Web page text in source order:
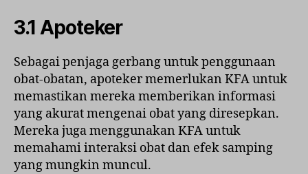
3.1 Apoteker
Sebagai penjaga gerbang untuk penggunaan
obat-obatan, apoteker memerlukan KFA untuk
memastikan mereka memberikan informasi
yang akurat mengenai obat yang diresepkan.
Mereka juga menggunakan KFA untuk
memahami interaksi obat dan efek samping
yang mungkin muncul.